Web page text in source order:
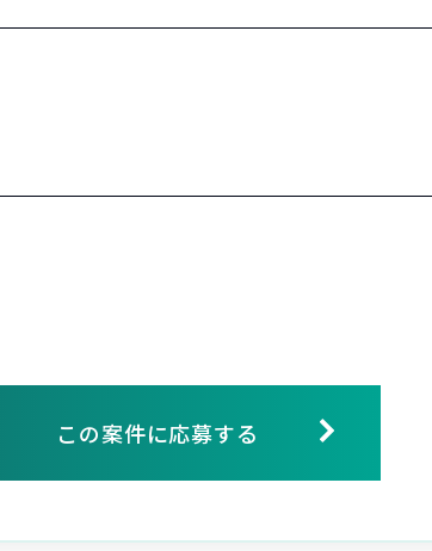
この案件に応募する